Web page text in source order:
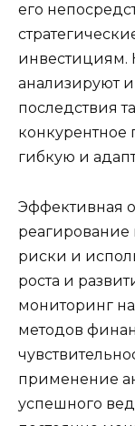
его
инвестициям.
анализируют
последствия
гибкую и
Эффективная
риски и
роста и
мониторинг
методов
применение
успешного